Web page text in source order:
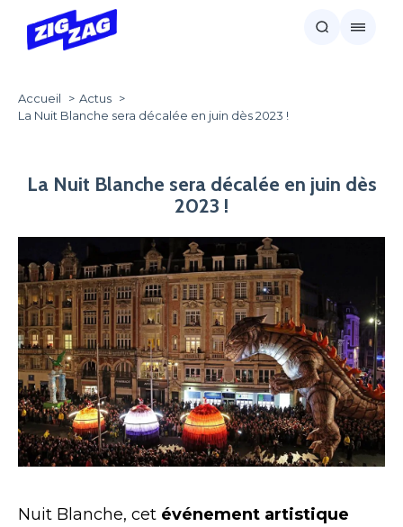
Accueil
Actus
La Nuit Blanche sera décalée en juin dès 2023 !
La Nuit Blanche sera décalée en juin dès
2023 !
Nuit Blanche, cet événement artistique